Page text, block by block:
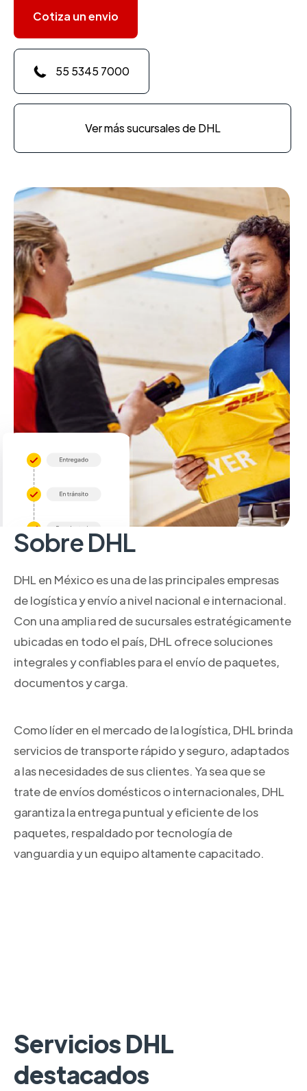
Cotiza un envio
55 5345 7000
Ver más sucursales de DHL
Sobre DHL
DHL en México es una de las principales empresas
de logística y envío a nivel nacional e internacional.
Con una amplia red de sucursales estratégicamente
ubicadas en todo el país, DHL ofrece soluciones
integrales y confiables para el envío de paquetes,
documentos y carga.
Como líder en el mercado de la logística, DHL brinda
servicios de transporte rápido y seguro, adaptados
a las necesidades de sus clientes. Ya sea que se
trate de envíos domésticos o internacionales, DHL
garantiza la entrega puntual y eficiente de los
paquetes, respaldado por tecnología de
vanguardia y un equipo altamente capacitado.
Servicios DHL
destacados